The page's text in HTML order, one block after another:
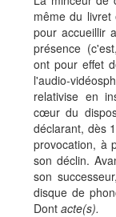
même du livret
pour accueillir
présence
ont pour effet
l'audio-
relativise en
cœur du
déclarant, dès
provocation, à
son déclin.
son
disque de
Dont acte(s).